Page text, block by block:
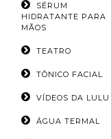
SÉRUM
HIDRATANTE PARA
MÃOS
TEATRO
TÔNICO FACIAL
VÍDEOS DA LULU
ÁGUA TERMAL